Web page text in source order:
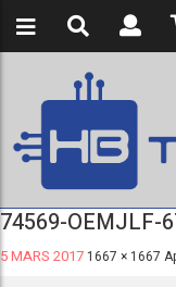
74569-OEMJLF-
5 MARS 2017 1667 × 1667